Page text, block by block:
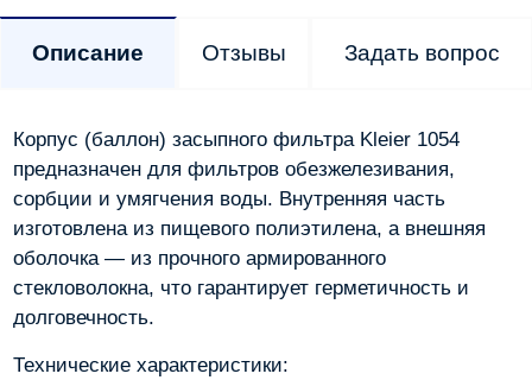
Описание Отзывы Задать вопрос
Корпус (баллон) засыпного фильтра Kleier 1054
предназначен для фильтров обезжелезивания,
сорбции и умягчения воды. Внутренняя часть
изготовлена из пищевого полиэтилена, а внешняя
оболочка — из прочного армированного
стекловолокна, что гарантирует герметичность и
долговечность.
Технические характеристики: